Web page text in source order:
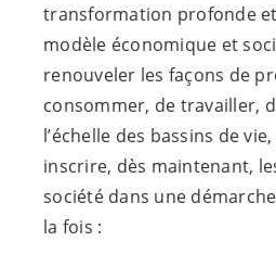
transformation profonde
modèle économique et
renouveler les façons de
consommer, de travailler,
l’échelle des bassins de
inscrire, dès maintenant,
société dans une
la fois :